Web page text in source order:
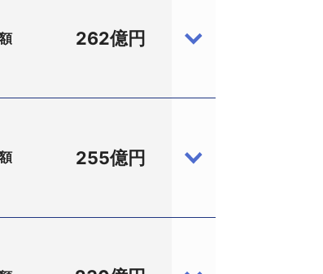
ービスの「ＣＨＯＫＫＡ
万円をあげていた。
ーム社と協同して全国規模
大手通信会社の参入に加えて
り、金融債務が経営を圧迫す
業員86名）は10月7日、大
球場として利用されるほか、
以来、赤字が続いていた。近
金融機関と交渉、債務免除額
262億円
ーン（株）（同所、設立昭
グリーンが約262億円、仙台藤
ープンさせて以降、各地で
255億円